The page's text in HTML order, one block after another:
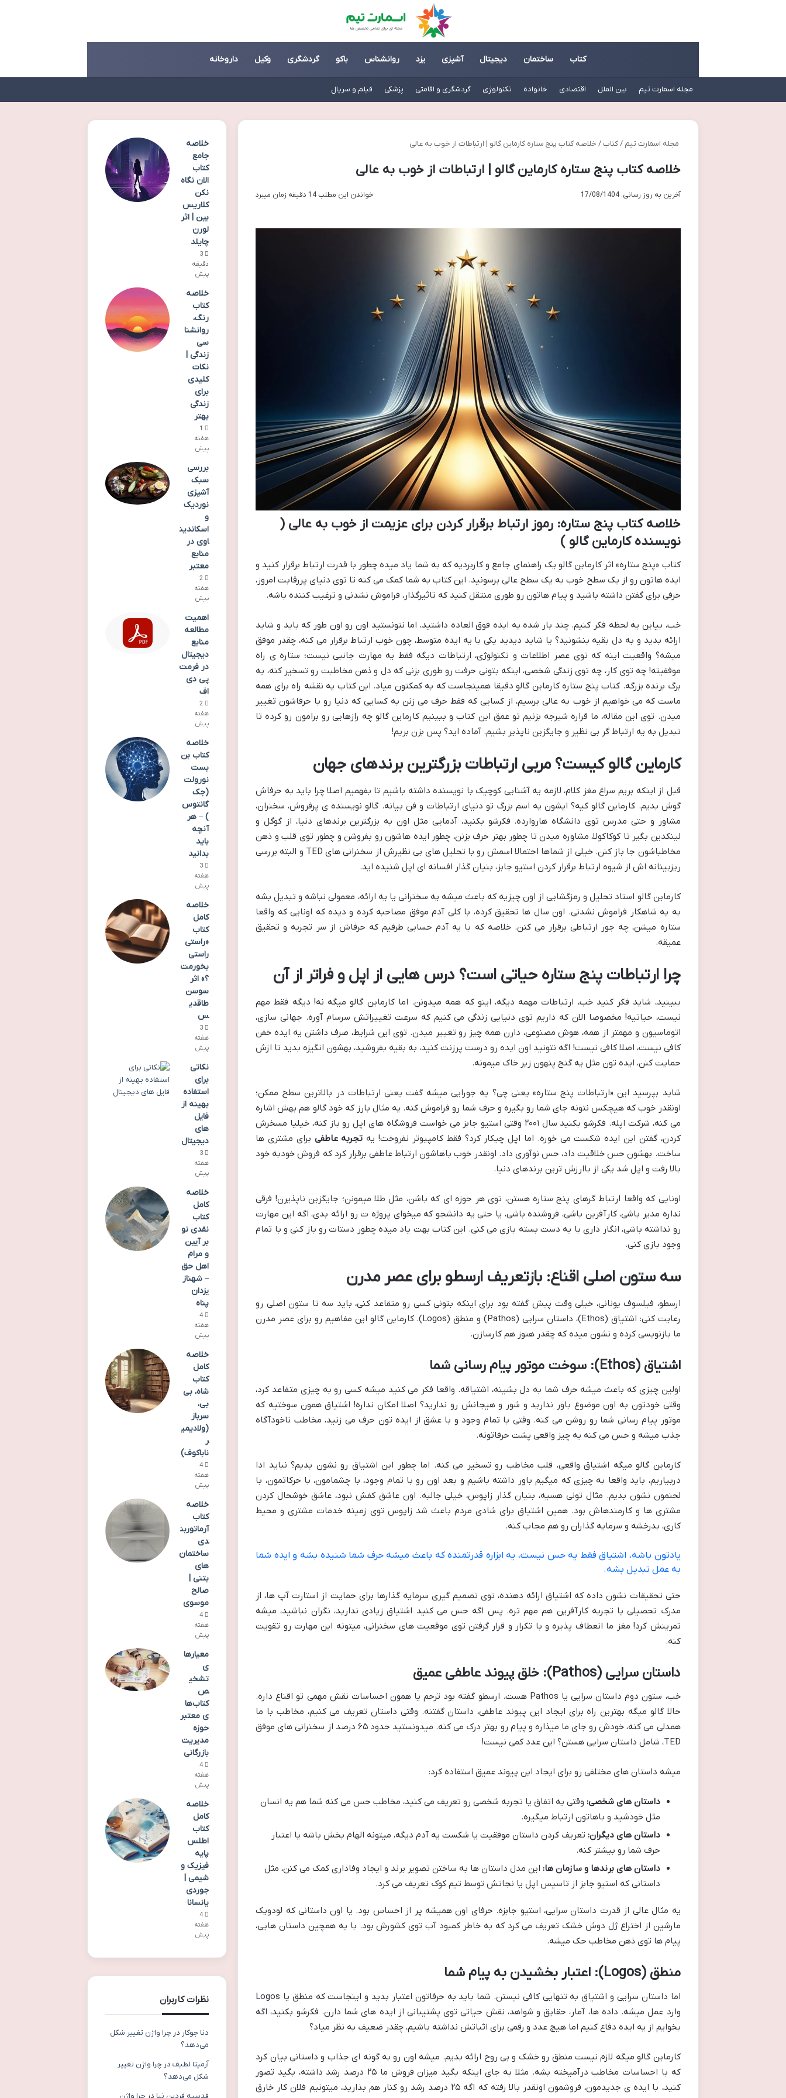
کتاب ساختمان دیجیتال آشپزی یزد روانشناس باکو گردشگری وکیل داروخانه
مجله اسمارت تیم بین الملل اقتصادی خانواده تکنولوژی گردشگری و اقامتی پزشکی فیلم و سریال
مجله اسمارت تیم / کتاب / خلاصه کتاب پنج ستاره کارماین گالو | ارتباطات از خوب به عالی
خلاصه کتاب پنج ستاره کارماین گالو | ارتباطات از خوب به عالی
آخرین به روز رسانی: 17/08/1404 خواندن این مطلب 14 دقیقه زمان میبرد
خلاصه کتاب پنج ستاره: رموز ارتباط برقرار کردن برای عزیمت از خوب به عالی (
نویسنده کارماین گالو )
کتاب «پنج ستاره» اثر کارماین گالو یک راهنمای جامع و کاربردیه که به شما یاد میده چطور با قدرت ارتباط برقرار کنید و
ایده هاتون رو از یک سطح خوب به یک سطح عالی برسونید. این کتاب به شما کمک می کنه تا توی دنیای پررقابت امروز،
حرفی برای گفتن داشته باشید و پیام هاتون رو طوری منتقل کنید که تاثیرگذار، فراموش نشدنی و ترغیب کننده باشه.
خب، بیاین یه لحظه فکر کنیم. چند بار شده یه ایده فوق العاده داشتید، اما نتونستید اون رو اون طور که باید و شاید
ارائه بدید و به دل بقیه بنشونید؟ یا شاید دیدید یکی با یه ایده متوسط، چون خوب ارتباط برقرار می کنه، چقدر موفق
میشه؟ واقعیت اینه که توی عصر اطلاعات و تکنولوژی، ارتباطات دیگه فقط یه مهارت جانبی نیست؛ ستاره ی راه
موفقیته! چه توی کار، چه توی زندگی شخصی، اینکه بتونی حرفت رو طوری بزنی که دل و ذهن مخاطبت رو تسخیر کنه، یه
برگ برنده بزرگه. کتاب پنج ستاره کارماین گالو دقیقا همینجاست که به کمکتون میاد. این کتاب یه نقشه راه برای همه
ماست که می خواهیم از خوب به عالی برسیم، از کسایی که فقط حرف می زنن به کسایی که دنیا رو با حرفاشون تغییر
میدن. توی این مقاله، ما قراره شیرجه بزنیم تو عمق این کتاب و ببینیم کارماین گالو چه رازهایی رو برامون رو کرده تا
تبدیل به یه ارتباط گر بی نظیر و جایگزین ناپذیر بشیم. آماده اید؟ پس بزن بریم!
کارماین گالو کیست؟ مربی ارتباطات بزرگترین برندهای جهان
قبل از اینکه بریم سراغ مغز کلام، لازمه یه آشنایی کوچیک با نویسنده داشته باشیم تا بفهمیم اصلا چرا باید به حرفاش
گوش بدیم. کارماین گالو کیه؟ ایشون یه اسم بزرگ تو دنیای ارتباطات و فن بیانه. گالو نویسنده ی پرفروش، سخنران،
مشاور و حتی مدرس توی دانشگاه هاروارده. فکرشو بکنید، آدمایی مثل اون به بزرگترین برندهای دنیا، از گوگل و
لینکدین بگیر تا کوکاکولا، مشاوره میدن تا چطور بهتر حرف بزنن، چطور ایده هاشون رو بفروشن و چطور توی قلب و ذهن
مخاطباشون جا باز کنن. خیلی از شماها احتمالا اسمش رو با تحلیل های بی نظیرش از سخنرانی های TED و البته بررسی
ریزبینانه اش از شیوه ارتباط برقرار کردن استیو جابز، بنیان گذار افسانه ای اپل شنیده اید.
کارماین گالو استاد تحلیل و رمزگشایی از اون چیزیه که باعث میشه یه سخنرانی یا یه ارائه، معمولی نباشه و تبدیل بشه
به یه شاهکار فراموش نشدنی. اون سال ها تحقیق کرده، با کلی آدم موفق مصاحبه کرده و دیده که اونایی که واقعا
ستاره میشن، چه جور ارتباطی برقرار می کنن. خلاصه که با یه آدم حسابی طرفیم که حرفاش از سر تجربه و تحقیق
عمیقه.
چرا ارتباطات پنج ستاره حیاتی است؟ درس هایی از اپل و فراتر از آن
ببینید، شاید فکر کنید خب، ارتباطات مهمه دیگه، اینو که همه میدونن. اما کارماین گالو میگه نه! دیگه فقط مهم
نیست، حیاتیه! مخصوصا الان که داریم توی دنیایی زندگی می کنیم که سرعت تغییراتش سرسام آوره. جهانی سازی،
اتوماسیون و مهمتر از همه، هوش مصنوعی، دارن همه چیز رو تغییر میدن. توی این شرایط، صرف داشتن یه ایده خفن
کافی نیست، اصلا کافی نیست! اگه نتونید اون ایده رو درست پرزنت کنید، به بقیه بفروشید، بهشون انگیزه بدید تا ازش
حمایت کنن، ایده تون مثل یه گنج پنهون زیر خاک میمونه.
شاید بپرسید این «ارتباطات پنج ستاره» یعنی چی؟ یه جورایی میشه گفت یعنی ارتباطات در بالاترین سطح ممکن؛
اونقدر خوب که هیچکس نتونه جای شما رو بگیره و حرف شما رو فراموش کنه. یه مثال بارز که خود گالو هم بهش اشاره
می کنه، شرکت اپله. فکرشو بکنید سال ۲۰۰۱ وقتی استیو جابز می خواست فروشگاه های اپل رو باز کنه، خیلیا مسخرش
کردن، گفتن این ایده شکست می خوره. اما اپل چیکار کرد؟ فقط کامپیوتر نفروخت! یه تجربه عاطفی برای مشتری ها
ساخت. بهشون حس خلاقیت داد، حس نوآوری داد. اونقدر خوب باهاشون ارتباط عاطفی برقرار کرد که فروش خودبه خود
بالا رفت و اپل شد یکی از باارزش ترین برندهای دنیا.
اونایی که واقعا ارتباط گرهای پنج ستاره هستن، توی هر حوزه ای که باشن، مثل طلا میمونن؛ جایگزین ناپذیرن! فرقی
نداره مدیر باشی، کارآفرین باشی، فروشنده باشی، یا حتی یه دانشجو که میخوای پروژه ت رو ارائه بدی، اگه این مهارت
رو نداشته باشی، انگار داری با یه دست بسته بازی می کنی. این کتاب بهت یاد میده چطور دستات رو باز کنی و با تمام
وجود بازی کنی.
سه ستون اصلی اقناع: بازتعریف ارسطو برای عصر مدرن
ارسطو، فیلسوف یونانی، خیلی وقت پیش گفته بود برای اینکه بتونی کسی رو متقاعد کنی، باید سه تا ستون اصلی رو
رعایت کنی: اشتیاق (Ethos)، داستان سرایی (Pathos) و منطق (Logos). کارماین گالو این مفاهیم رو برای عصر مدرن
ما بازنویسی کرده و نشون میده که چقدر هنوز هم کارسازن.
اشتیاق (Ethos): سوخت موتور پیام رسانی شما
اولین چیزی که باعث میشه حرف شما به دل بشینه، اشتیاقه. واقعا فکر می کنید میشه کسی رو به چیزی متقاعد کرد،
وقتی خودتون به اون موضوع باور ندارید و شور و هیجانش رو ندارید؟ اصلا امکان نداره! اشتیاق همون سوختیه که
موتور پیام رسانی شما رو روشن می کنه. وقتی با تمام وجود و با عشق از ایده تون حرف می زنید، مخاطب ناخودآگاه
جذب میشه و حس می کنه یه چیز واقعی پشت حرفاتونه.
کارماین گالو میگه اشتیاق واقعی، قلب مخاطب رو تسخیر می کنه. اما چطور این اشتیاق رو نشون بدیم؟ نباید ادا
دربیاریم، باید واقعا به چیزی که میگیم باور داشته باشیم و بعد اون رو با تمام وجود، با چشمامون، با حرکاتمون، با
لحنمون نشون بدیم. مثال تونی هسیه، بنیان گذار زاپوس، خیلی جالبه. اون عاشق کفش نبود، عاشق خوشحال کردن
مشتری ها و کارمندهاش بود. همین اشتیاق برای شادی مردم باعث شد زاپوس توی زمینه خدمات مشتری و محیط
کاری، بدرخشه و سرمایه گذاران رو هم مجاب کنه.
یادتون باشه، اشتیاق فقط یه حس نیست، یه ابزاره قدرتمنده که باعث میشه حرف شما شنیده بشه و ایده شما
به عمل تبدیل بشه.
حتی تحقیقات نشون داده که اشتیاق ارائه دهنده، توی تصمیم گیری سرمایه گذارها برای حمایت از استارت آپ ها، از
مدرک تحصیلی یا تجربه کارآفرین هم مهم تره. پس اگه حس می کنید اشتیاق زیادی ندارید، نگران نباشید، میشه
تمرینش کرد! مغز ما انعطاف پذیره و با تکرار و قرار گرفتن توی موقعیت های سخنرانی، میتونه این مهارت رو تقویت
کنه.
داستان سرایی (Pathos): خلق پیوند عاطفی عمیق
خب، ستون دوم داستان سرایی یا Pathos هست. ارسطو گفته بود ترحم یا همون احساسات نقش مهمی تو اقناع داره.
حالا گالو میگه بهترین راه برای ایجاد این پیوند عاطفی، داستان گفتنه. وقتی داستان تعریف می کنیم، مخاطب با ما
همدلی می کنه، خودش رو جای ما میذاره و پیام رو بهتر درک می کنه. میدونستید حدود ۶۵ درصد از سخنرانی های موفق
TED، شامل داستان سرایی هستن؟ این عدد کمی نیست!
میشه داستان های مختلفی رو برای ایجاد این پیوند عمیق استفاده کرد:
داستان های شخصی: وقتی یه اتفاق یا تجربه شخصی رو تعریف می کنید، مخاطب حس می کنه شما هم یه انسان
مثل خودشید و باهاتون ارتباط میگیره.
داستان های دیگران: تعریف کردن داستان موفقیت یا شکست یه آدم دیگه، میتونه الهام بخش باشه یا اعتبار
حرف شما رو بیشتر کنه.
داستان های برندها و سازمان ها: این مدل داستان ها به ساختن تصویر برند و ایجاد وفاداری کمک می کنن، مثل
داستانی که استیو جابز از تاسیس اپل یا نجاتش توسط تیم کوک تعریف می کرد.
یه مثال عالی از قدرت داستان سرایی، استیو جابزه. حرفای اون همیشه پر از احساس بود. یا اون داستانی که لودویک
مارشین از اختراع ژل دوش خشک تعریف می کرد که به خاطر کمبود آب توی کشورش بود. با یه همچین داستان هایی،
پیام ها توی ذهن مخاطب حک میشه.
منطق (Logos): اعتبار بخشیدن به پیام شما
اما داستان سرایی و اشتیاق به تنهایی کافی نیستن. شما باید به حرفاتون اعتبار بدید و اینجاست که منطق یا Logos
وارد عمل میشه. داده ها، آمار، حقایق و شواهد، نقش حیاتی توی پشتیبانی از ایده های شما دارن. فکرشو بکنید، اگه
بخوایم از یه ایده دفاع کنیم اما هیچ عدد و رقمی برای اثباتش نداشته باشیم، چقدر ضعیف به نظر میاد؟
کارماین گالو میگه لازم نیست منطق رو خشک و بی روح ارائه بدیم. میشه اون رو به گونه ای جذاب و داستانی بیان کرد
که با احساسات مخاطب درآمیخته بشه. مثلا به جای اینکه بگید میزان فروش ما ۲۵ درصد رشد داشته، بگید تصور
کنید، با ایده ی جدیدمون، فروشمون اونقدر بالا رفته که اگه ۲۵ درصد رشد رو کنار هم بذارید، میتونیم فلان کار خارق
خلاصه
جامع
کتاب
الان نگاه
نکن
کلاریس
بین | اثر
لورن
چایلد
3
دقیقه
پیش
خلاصه
کتاب
رنگ،
روانشنا
سی
زندگی |
نکات
کلیدی
برای
زندگی
بهتر
1
هفته
پیش
بررسی
سبک
آشپزی
نوردیک
و
اسکاندین
اوی در
منابع
معتبر
2
هفته
پیش
اهمیت
مطالعه
منابع
دیجیتال
در فرمت
پی دی
اف
2
هفته
پیش
خلاصه
کتاب بن
بست
نورولت
(جک
گانتوس
) – هر
آنچه
باید
بدانید
3
هفته
پیش
خلاصه
کامل
کتاب
«راستی
راستی
بخورمت
؟» اثر
سوسن
طاقدی
س
3
هفته
پیش
نکاتی
برای
استفاده
بهینه از
فایل
های
دیجیتال
3
هفته
پیش
خلاصه
کامل
کتاب
نقدی نو
بر آیین
و مرام
اهل حق
– شهناز
یزدان
پناه
4
هفته
پیش
خلاصه
کامل
کتاب
شاه، بی
بی،
سرباز
(ولادیمی
ر
ناباکوف)
4
هفته
پیش
خلاصه
کتاب
آرماتوربن
دی
ساختمان
های
بتنی |
صالح
موسوی
4
هفته
پیش
معیارها
ی
تشخی
ص
کتاب‌ها
ی معتبر
حوزه
مدیریت
بازرگانی
4
هفته
پیش
خلاصه
کامل
کتاب
اطلس
پایه
فیزیک و
شیمی |
جوردی
یانسانا
4
هفته
پیش
نظرات کاربران
دنا جوکار در چرا واژن تغییر شکل
می‌دهد؟
آرمیتا لطیفدر چرا واژن تغییر
شکل می‌دهد؟
قدسیه فردین نیا در چرا واژن